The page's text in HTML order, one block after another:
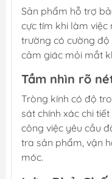
Sản phẩm hỗ trợ
cực tím khi làm
trường có cường
cảm giác mỏi mắt
Tầm nhìn rõ
Tròng kính có độ
sát chính xác chi
công việc yêu cầu
tra sản phẩm, vận
móc.